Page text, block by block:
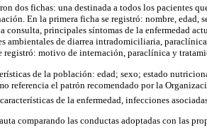
dos fichas: una destinada a todos los pacientes
En la primera ficha se registró: nombre, edad,
principales síntomas de la enfermedad
ambientales de diarrea intradomiciliaria,
registró: motivo de internación, paraclínica y
de la población: edad; sexo; estado
referencia el patrón recomendado por la
de la enfermedad, infecciones
comparando las conductas adoptadas con las